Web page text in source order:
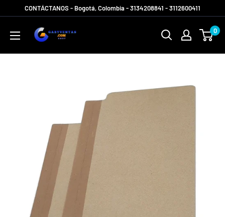
CONTÁCTANOS - Bogotá, Colombia - 3134208841 - 3112600411
Gabyventas
Shop
0